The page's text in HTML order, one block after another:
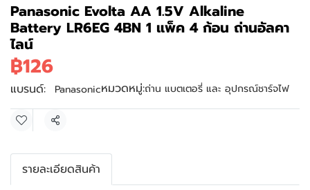
Panasonic Evolta AA 1.5V Alkaline
Battery LR6EG 4BN 1 แพ็ค 4 ก้อน ถ่านอัลคา
ไลน์
฿126
แบรนด์: Panasonicหมวดหมู่:ถ่าน แบตเตอรี่ และ อุปกรณ์ชาร์จไฟ
แชร์
รายละเอียดสินค้า